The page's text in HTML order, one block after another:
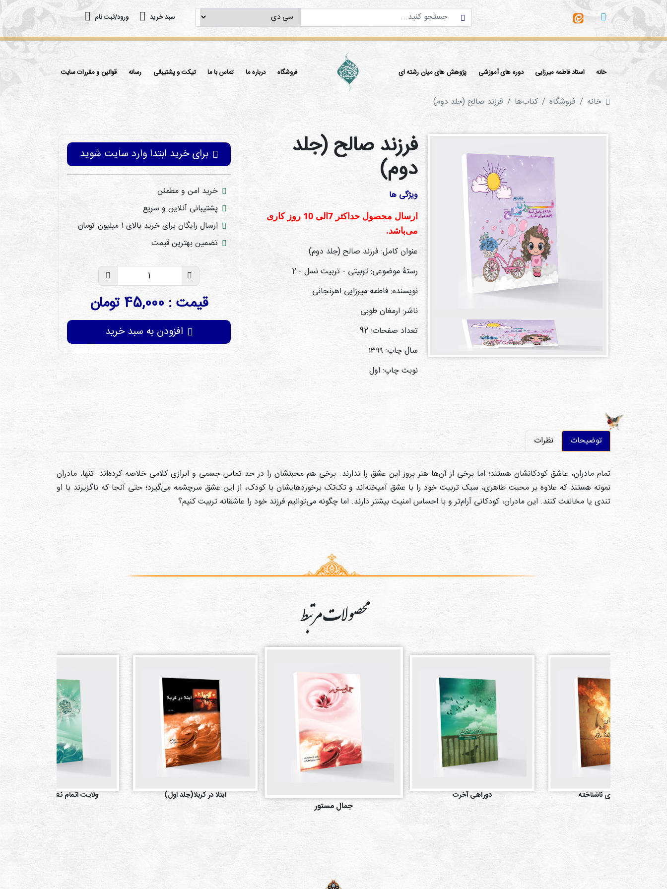
سبد خرید ورود/ثبت نام
خانه استاد فاطمه میرزایی دوره های آموزشی پژوهش های میان رشته ای فروشگاه درباره ما تماس با ما تیکت و پشتیبانی رسانه قوانین و مقررات سایت
خانه فروشگاه کتاب‌ها‌ فرزند صالح (جلد دوم)
فرزند صالح (جلد
دوم)
ویژگی ها
ارسال محصول حداكثر 7الی 10 روز كاری
می‌باشد.
عنوان کامل: فرزند صالح (جلد دوم)
رستۀ موضوعی: تربیتی - تربیت نسل - 2
نویسنده: فاطمه میرزایی اهرنجانی
ناشر: ارمغان طوبی
تعداد صفحات: 92
سال چاپ: ۱۳۹۹
نوبت چاپ: اول
برای خرید ابتدا وارد سایت شوید
خرید امن و مطمئن
پشتیبانی آنلاین و سریع
ارسال رایگان برای خرید بالای 1 میلیون تومان
تضمین بهترین قیمت
قیمت : 45,000 تومان
افزودن به سبد خرید
توضیحات نظرات
تمام مادران، عاشق کودکانشان هستند؛ اما برخی از آن‌ها هنر بروز اين عشق را ندارند. برخی هم محبتشان را در حد تماس جسمی و ابرازی کلامی خلاصه کرده‌اند. تنها، مادران
نمونه هستند که علاوه بر محبت ظاهری، سبک تربیت خود را با عشق آمیخته‌اند و تک‌تک برخوردهایشان با کودک، از این عشق سرچشمه می‌گیرد؛ حتی آنجا که ناگزیرند با او
تندی یا مخالفت کنند. اين مادران، کودکانی آرام‌تر و با احساس امنيت بيشتر دارند. اما چگونه می‌توانیم فرزند خود را عاشقانه تربیت کنیم؟
محصولات مرتبط
شیطان آشنای ناشناخته دوراهی آخرت
جمال مستور
ابتلا در کربلا(جلد اول) ولایت اتمام نعمت(جلد اول)